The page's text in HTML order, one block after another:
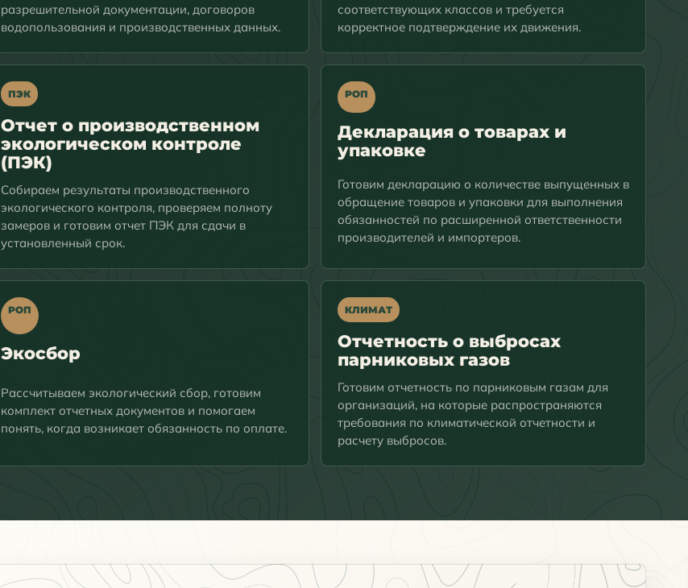
разрешительной документации, договоров
водопользования и производственных данных.
соответствующих классов и требуется
корректное подтверждение их движения.
ПЭК
Отчет о производственном
экологическом контроле
(ПЭК)
Собираем результаты производственного
экологического контроля, проверяем полноту
замеров и готовим отчет ПЭК для сдачи в
установленный срок.
РОП
Декларация о товарах и
упаковке
Готовим декларацию о количестве выпущенных в
обращение товаров и упаковки для выполнения
обязанностей по расширенной ответственности
производителей и импортеров.
РОП
Экосбор
Рассчитываем экологический сбор, готовим
комплект отчетных документов и помогаем
понять, когда возникает обязанность по оплате.
КЛИМАТ
Отчетность о выбросах
парниковых газов
Готовим отчетность по парниковым газам для
организаций, на которые распространяются
требования по климатической отчетности и
расчету выбросов.